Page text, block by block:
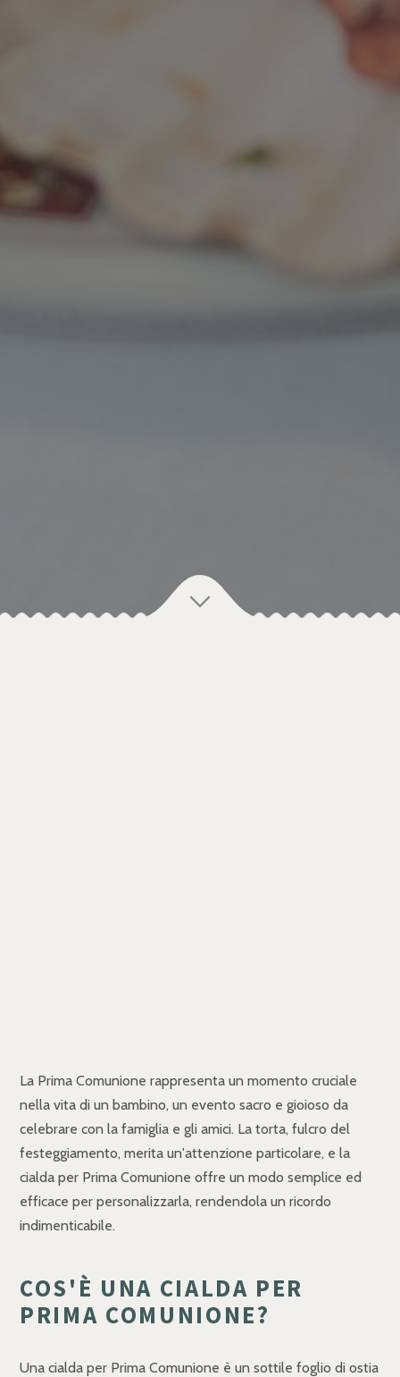
La Prima Comunione rappresenta un momento cruciale
nella vita di un bambino, un evento sacro e gioioso da
celebrare con la famiglia e gli amici. La torta, fulcro del
festeggiamento, merita un'attenzione particolare, e la
cialda per Prima Comunione offre un modo semplice ed
efficace per personalizzarla, rendendola un ricordo
indimenticabile.
COS'È UNA CIALDA PER
PRIMA COMUNIONE?
Una cialda per Prima Comunione è un sottile foglio di ostia